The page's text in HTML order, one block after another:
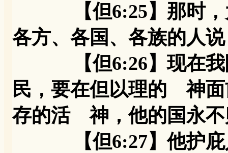
【但6:25】那时
各方、各国、各族的人
【但6:26】现在我降
民，要在但以理的 神面
存的活 神，他的国永不
【但6:27】他护庇人